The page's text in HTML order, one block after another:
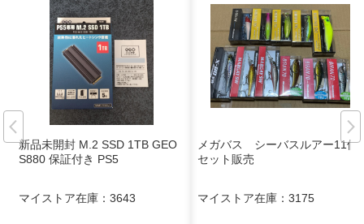
新品未開封 M.2 SSD 1TB GEO
S880 保証付き PS5
マイストア在庫： 3643
メガバス シーバスルアー11個
セット販売
マイストア在庫： 3175